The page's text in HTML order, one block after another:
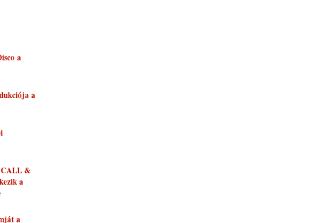
a
a
CALL &
a
a